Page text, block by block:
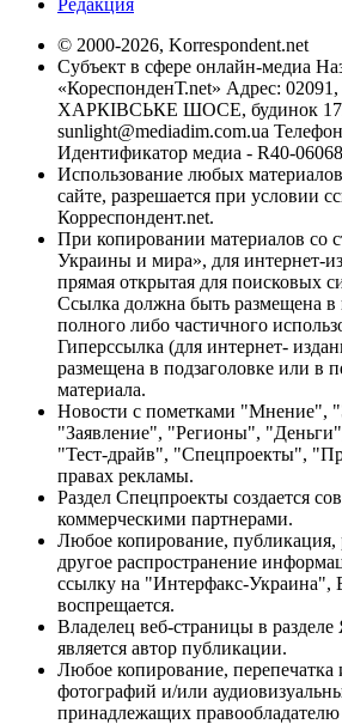
© 2000-2026, Korrespondent.net
Субъект в сфере онлайн-медиа
«КореспонденТ.net» Адрес: 02091,
ХАРКІВСЬКЕ ШОСЕ, будинок
sunlight@mediadim.com.ua
Идентификатор медиа - R40-06068
Использование любых
сайте, разрешается при условии
Корреспондент.net.
При копировании материалов со
Украины и мира», для интернет-
прямая открытая для поисковых
Ссылка должна быть размещена в
полного либо частичного
Гиперссылка (для интернет-
размещена в подзаголовке или в
материала.
Новости с пометками "Мнение",
"Заявление", "Регионы",
"Тест-драйв", "Спецпроекты",
правах рекламы.
Раздел Спецпроекты создается
коммерческими партнерами.
Любое копирование, публикация,
другое распространение
ссылку на "Интерфакс-Украина",
воспрещается.
Владелец веб-страницы в
является автор публикации.
Любое копирование, перепечатка
фотографий и/или
принадлежащих правообладателю